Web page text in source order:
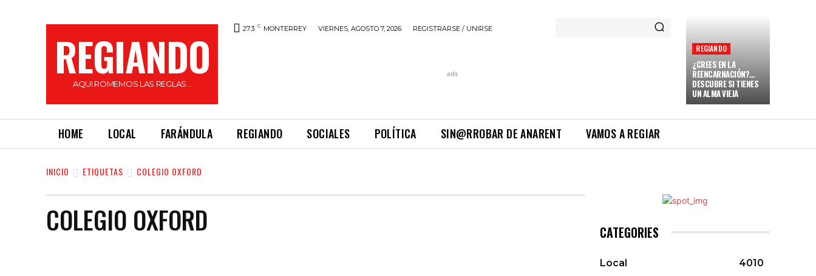
REGIANDO
AQUI ROMEMOS LAS REGLAS...
27.3 C MONTERREY VIERNES, AGOSTO 7, 2026 REGISTRARSE / UNIRSE
REGIANDO
¿CREES EN LA
REENCARNACIÓN?…
DESCUBRE SI TIENES
UN ALMA VIEJA
HOME LOCAL FARÁNDULA REGIANDO SOCIALES POLÍTICA SIN@RROBAR DE ANARENT VAMOS A REGIAR
INICIO ETIQUETAS COLEGIO OXFORD
COLEGIO OXFORD CATEGORIES
Local
4010